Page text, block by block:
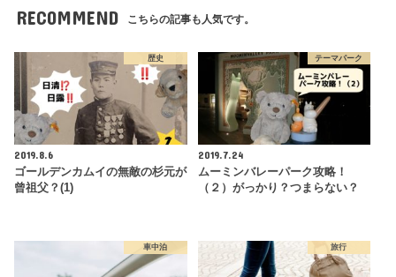
RECOMMEND こちらの記事も人気です。
歴史
2019.8.6
ゴールデンカムイの無敵の杉元が
曾祖父？(1)
テーマパーク
2019.7.24
ムーミンバレーパーク攻略！
（２）がっかり？つまらない？
車中泊 旅行